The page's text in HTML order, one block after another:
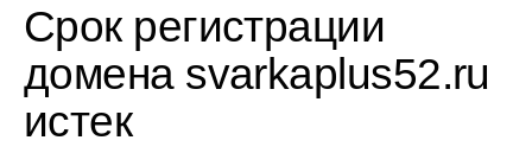
Срок регистрации
домена svarkaplus52.ru
истек